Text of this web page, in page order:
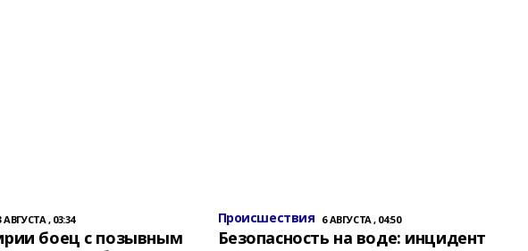
АВГУСТА , 03:34
боец с позывным
Происшествия 6 АВГУСТА , 04:50
Безопасность на воде: инцидент